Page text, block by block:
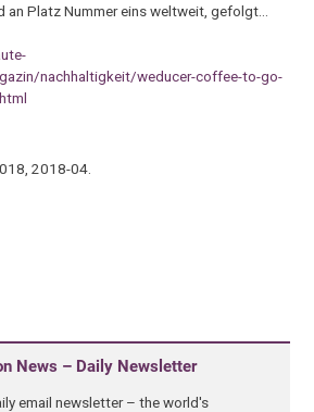
an Platz Nummer eins weltweit, gefolgt…
nachhaltigkeit/weducer-coffee-to-go-
2018-04.
News – Daily Newsletter
email newsletter – the world's